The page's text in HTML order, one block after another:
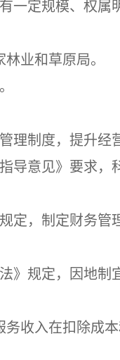
一定规模、权属
业和草原局。
理制度，提升经
导意见》要求，
定，制定财务管
》规定，因地制
收入在扣除成